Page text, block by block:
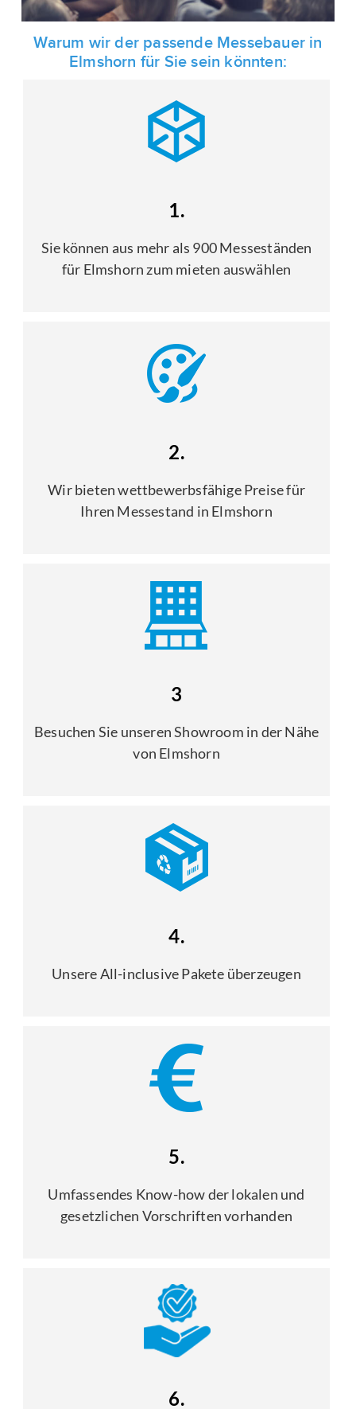
Warum wir der passende Messebauer in
Elmshorn für Sie sein könnten:
1.
Sie können aus mehr als 900 Messeständen
für Elmshorn zum mieten auswählen
2.
Wir bieten wettbewerbsfähige Preise für
Ihren Messestand in Elmshorn
3
Besuchen Sie unseren Showroom in der Nähe
von Elmshorn
4.
Unsere All-inclusive Pakete überzeugen
5.
Umfassendes Know-how der lokalen und
gesetzlichen Vorschriften vorhanden
6.